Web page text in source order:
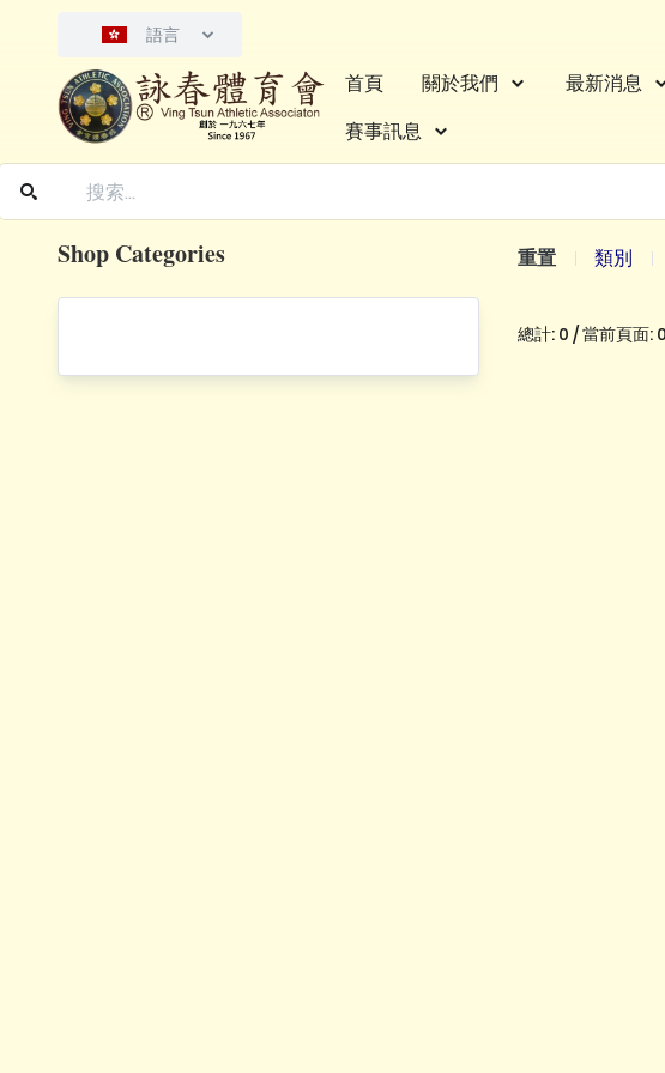
語言
首頁 關於我們 最新消息
賽事訊息
Shop Categories 重置 類別
總計: 0 / 當前頁面: